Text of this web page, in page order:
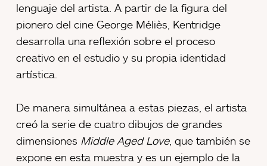
lenguaje del artista. A partir de la figura del
pionero del cine George Méliès, Kentridge
desarrolla una reflexión sobre el proceso
creativo en el estudio y su propia identidad
artística.
De manera simultánea a estas piezas, el artista
creó la serie de cuatro dibujos de grandes
dimensiones Middle Aged Love, que también se
expone en esta muestra y es un ejemplo de la